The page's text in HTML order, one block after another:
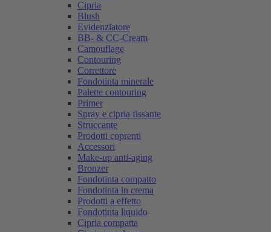
Cipria
Blush
Evidenziatore
BB- & CC-Cream
Camouflage
Contouring
Correttore
Fondotinta minerale
Palette contouring
Primer
Spray e cipria fissante
Struccante
Prodotti coprenti
Accessori
Make-up anti-aging
Bronzer
Fondotinta compatto
Fondotinta in crema
Prodotti a effetto
Fondotinta liquido
Cipria compatta